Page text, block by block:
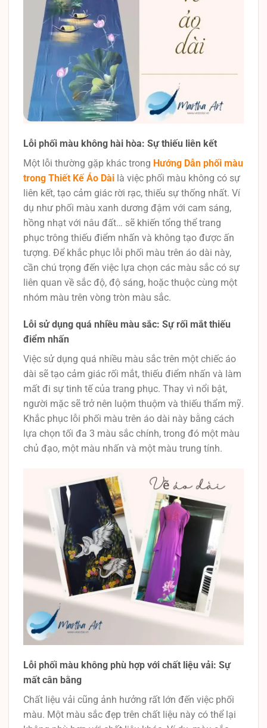
Lỗi phối màu không hài hòa: Sự thiếu liên kết
Một lỗi thường gặp khác trong Hướng Dẫn phối màu
trong Thiết Kế Áo Dài là việc phối màu không có sự
liên kết, tạo cảm giác rời rạc, thiếu sự thống nhất. Ví
dụ như phối màu xanh dương đậm với cam sáng,
hồng nhạt với nâu đất… sẽ khiến tổng thể trang
phục trông thiếu điểm nhấn và không tạo được ấn
tượng. Để khắc phục lỗi phối màu trên áo dài này,
cần chú trọng đến việc lựa chọn các màu sắc có sự
liên quan về sắc độ, độ sáng, hoặc thuộc cùng một
nhóm màu trên vòng tròn màu sắc.
Lỗi sử dụng quá nhiều màu sắc: Sự rối mắt thiếu
điểm nhấn
Việc sử dụng quá nhiều màu sắc trên một chiếc áo
dài sẽ tạo cảm giác rối mắt, thiếu điểm nhấn và làm
mất đi sự tinh tế của trang phục. Thay vì nổi bật,
người mặc sẽ trở nên luộm thuộm và thiếu thẩm mỹ.
Khắc phục lỗi phối màu trên áo dài này bằng cách
lựa chọn tối đa 3 màu sắc chính, trong đó một màu
chủ đạo, một màu nhấn và một màu trung tính.
Lỗi phối màu không phù hợp với chất liệu vải: Sự
mất cân bằng
Chất liệu vải cũng ảnh hưởng rất lớn đến việc phối
màu. Một màu sắc đẹp trên chất liệu này có thể lại